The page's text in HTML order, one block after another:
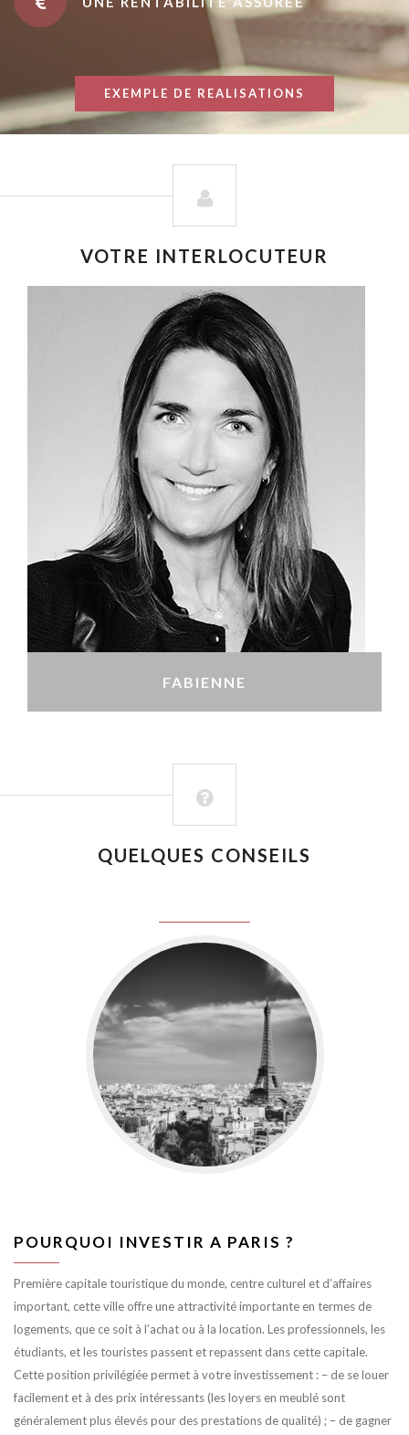
EXEMPLE DE REALISATIONS
VOTRE INTERLOCUTEUR
FABIENNE
QUELQUES CONSEILS
POURQUOI INVESTIR A PARIS ?
Première capitale touristique du monde, centre culturel et d’affaires
important, cette ville offre une attractivité importante en termes de
logements, que ce soit à l’achat ou à la location. Les professionnels, les
étudiants, et les touristes passent et repassent dans cette capitale.
Cette position privilégiée permet à votre investissement : – de se louer
facilement et à des prix intéressants (les loyers en meublé sont
généralement plus élevés pour des prestations de qualité) ; – de gagner